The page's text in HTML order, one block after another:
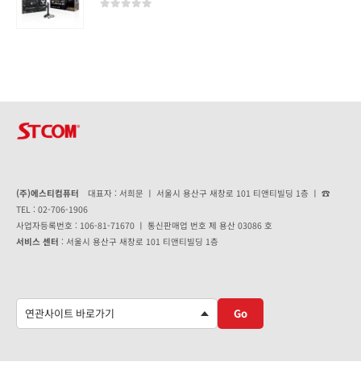
(주)에스티컴퓨터 대표자 : 서희문 ㅣ 서울시 용산구 새창로 101 티앤티빌딩 1층 ㅣ ☎
TEL : 02-706-1906
사업자등록번호 : 106-81-71670 ㅣ 통신판매업 번호 제 용산 03086 호
서비스 센터 : 서울시 용산구 새창로 101 티앤티빌딩 1층
Go